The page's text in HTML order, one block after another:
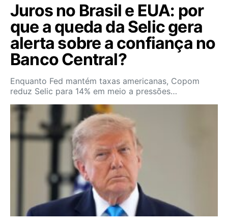
Juros no Brasil e EUA: por
que a queda da Selic gera
alerta sobre a confiança no
Banco Central?
Enquanto Fed mantém taxas americanas, Copom
reduz Selic para 14% em meio a pressões…